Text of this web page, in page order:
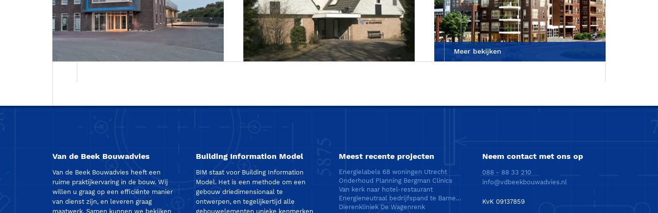
Meer bekijken
Van de Beek Bouwadvies
Van de Beek Bouwadvies heeft een
ruime praktijkervaring in de bouw. Wij
willen u graag op een efficiënte manier
van dienst zijn, en leveren graag
maatwerk. Samen kunnen we bekijken
Building Information Model
BIM staat voor Building Information
Model. Het is een methode om een
gebouw driedimensionaal te
ontwerpen, en tegelijkertijd alle
gebouwelementen unieke kenmerken
Meest recente projecten
Energielabels 68 woningen Utrecht
Onderhoud Planning Bergman Clinics
Van kerk naar hotel-restaurant
Energieneutraal bedrijfspand te Barneveld
Dierenkliniek De Wagenrenk
Neem contact met ons op
088 - 88 33 210
info@vdbeekbouwadvies.nl
KvK 09137859